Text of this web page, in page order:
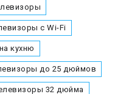
с Wi-Fi
кухню
до 25 дюймов
32 дюйма